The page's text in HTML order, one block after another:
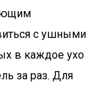
с ушными
в каждое ухо
за раз. Для